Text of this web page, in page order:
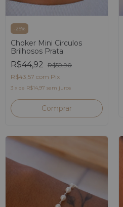
-25%
Choker Mini Circulos
Brilhosos Prata
R$44,92 R$59,90
R$43,57 com Pix
3 x de R$14,97 sem juros